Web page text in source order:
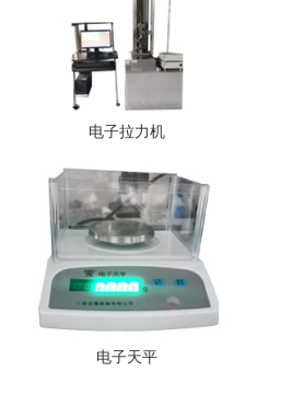
电子拉力机
电子天平